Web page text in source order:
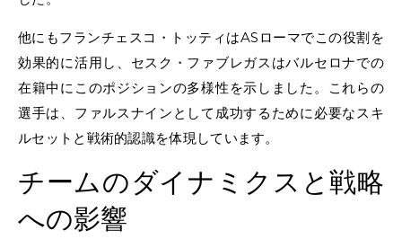
他にもフランチェスコ・トッティはASローマでこの役割を
効果的に活用し、セスク・ファブレガスはバルセロナでの
在籍中にこのポジションの多様性を示しました。これらの
選手は、ファルスナインとして成功するために必要なスキ
ルセットと戦術的認識を体現しています。
チームのダイナミクスと戦略
への影響